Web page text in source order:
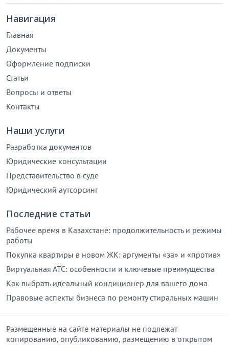
Навигация
Главная
Документы
Оформление подписки
Статьи
Вопросы и ответы
Контакты
Наши услуги
Разработка документов
Юридические консультации
Представительство в суде
Юридический аутсорсинг
Последние статьи
Рабочее время в Казахстане: продолжительность и режимы
работы
Покупка квартиры в новом ЖК: аргументы «за» и «против»
Виртуальная АТС: особенности и ключевые преимущества
Как выбрать идеальный кондиционер для вашего дома
Правовые аспекты бизнеса по ремонту стиральных машин
Размещенные на сайте материалы не подлежат
копированию, опубликованию, размещению в открытом